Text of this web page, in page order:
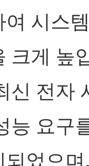
시스
크게 높
신 전자
능 요구
었으